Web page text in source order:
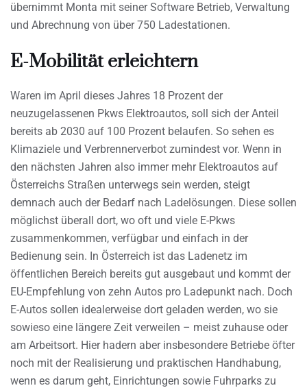
übernimmt Monta mit seiner Software Betrieb, Verwaltung
und Abrechnung von über 750 Ladestationen.
E-Mobilität erleichtern
Waren im April dieses Jahres 18 Prozent der
neuzugelassenen Pkws Elektroautos, soll sich der Anteil
bereits ab 2030 auf 100 Prozent belaufen. So sehen es
Klimaziele und Verbrennerverbot zumindest vor. Wenn in
den nächsten Jahren also immer mehr Elektroautos auf
Österreichs Straßen unterwegs sein werden, steigt
demnach auch der Bedarf nach Ladelösungen. Diese sollen
möglichst überall dort, wo oft und viele E-Pkws
zusammenkommen, verfügbar und einfach in der
Bedienung sein. In Österreich ist das Ladenetz im
öffentlichen Bereich bereits gut ausgebaut und kommt der
EU-Empfehlung von zehn Autos pro Ladepunkt nach. Doch
E-Autos sollen idealerweise dort geladen werden, wo sie
sowieso eine längere Zeit verweilen – meist zuhause oder
am Arbeitsort. Hier hadern aber insbesondere Betriebe öfter
noch mit der Realisierung und praktischen Handhabung,
wenn es darum geht, Einrichtungen sowie Fuhrparks zu